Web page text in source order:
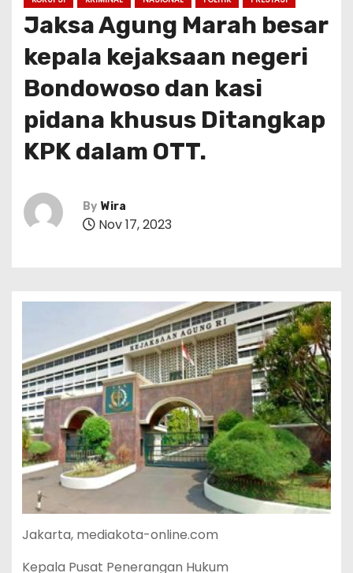
Jaksa Agung Marah besar
kepala kejaksaan negeri
Bondowoso dan kasi
pidana khusus Ditangkap
KPK dalam OTT.
By Wira
Nov 17, 2023
Jakarta, mediakota-online.com
Kepala Pusat Penerangan Hukum